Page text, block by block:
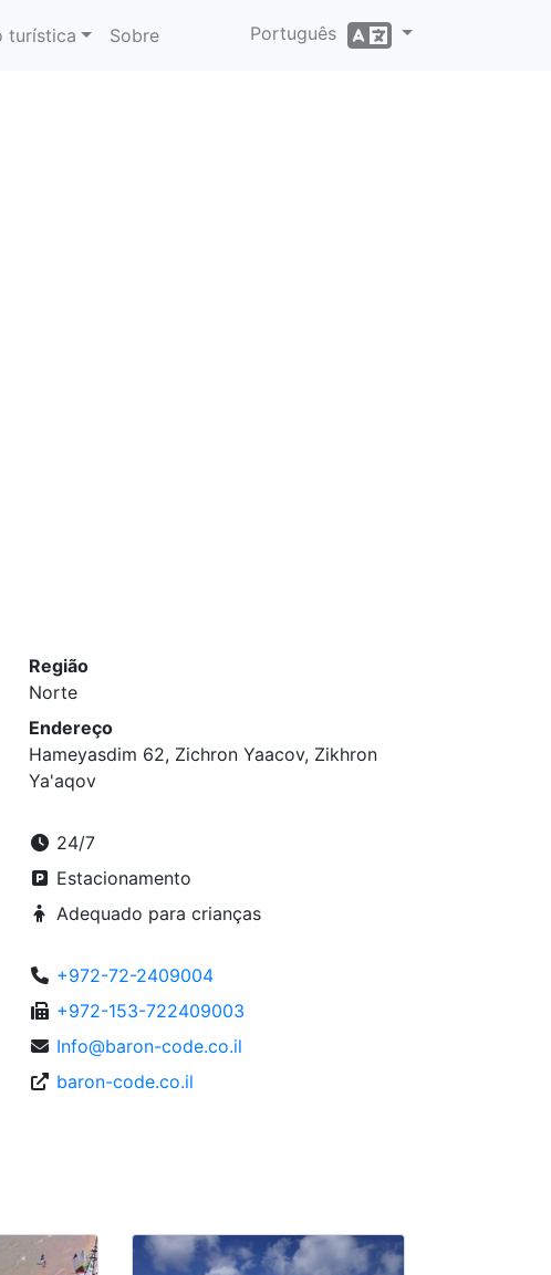
turística Sobre Português
Região
Norte
Endereço
Hameyasdim 62, Zichron Yaacov, Zikhron
Ya'aqov
24/7
Estacionamento
Adequado para crianças
+972-72-2409004
+972-153-722409003
Info@baron-code.co.il
baron-code.co.il